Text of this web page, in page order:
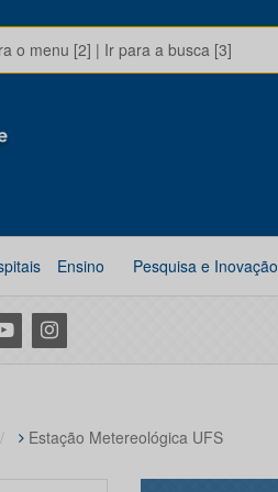
o menu [2] | Ir para a busca [3]
Ensino Pesquisa e Inovação
Instagram
Estação Metereológica UFS